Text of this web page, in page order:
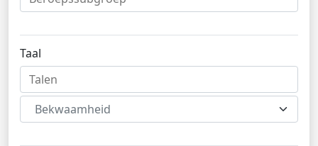
Taal
Bekwaamheid